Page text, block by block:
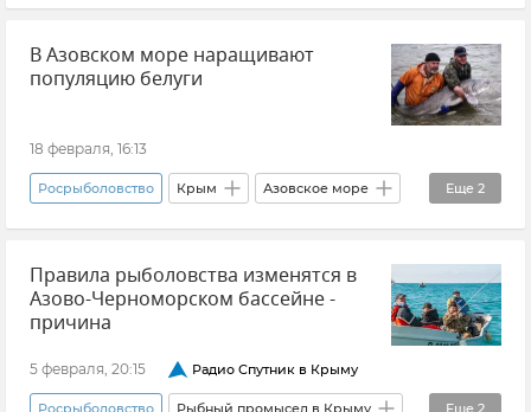
Азовское море Рыболовство Новости
В Азовском море наращивают
популяцию белуги
18 февраля, 16:13
Еще 2
Росрыболовство Крым Азовское море
Рыба Новости Крыма
Правила рыболовства изменятся в
Азово-Черноморском бассейне -
причина
5 февраля, 20:15 Радио Спутник в Крыму
Еще 2
Росрыболовство Рыбный промысел в Крыму